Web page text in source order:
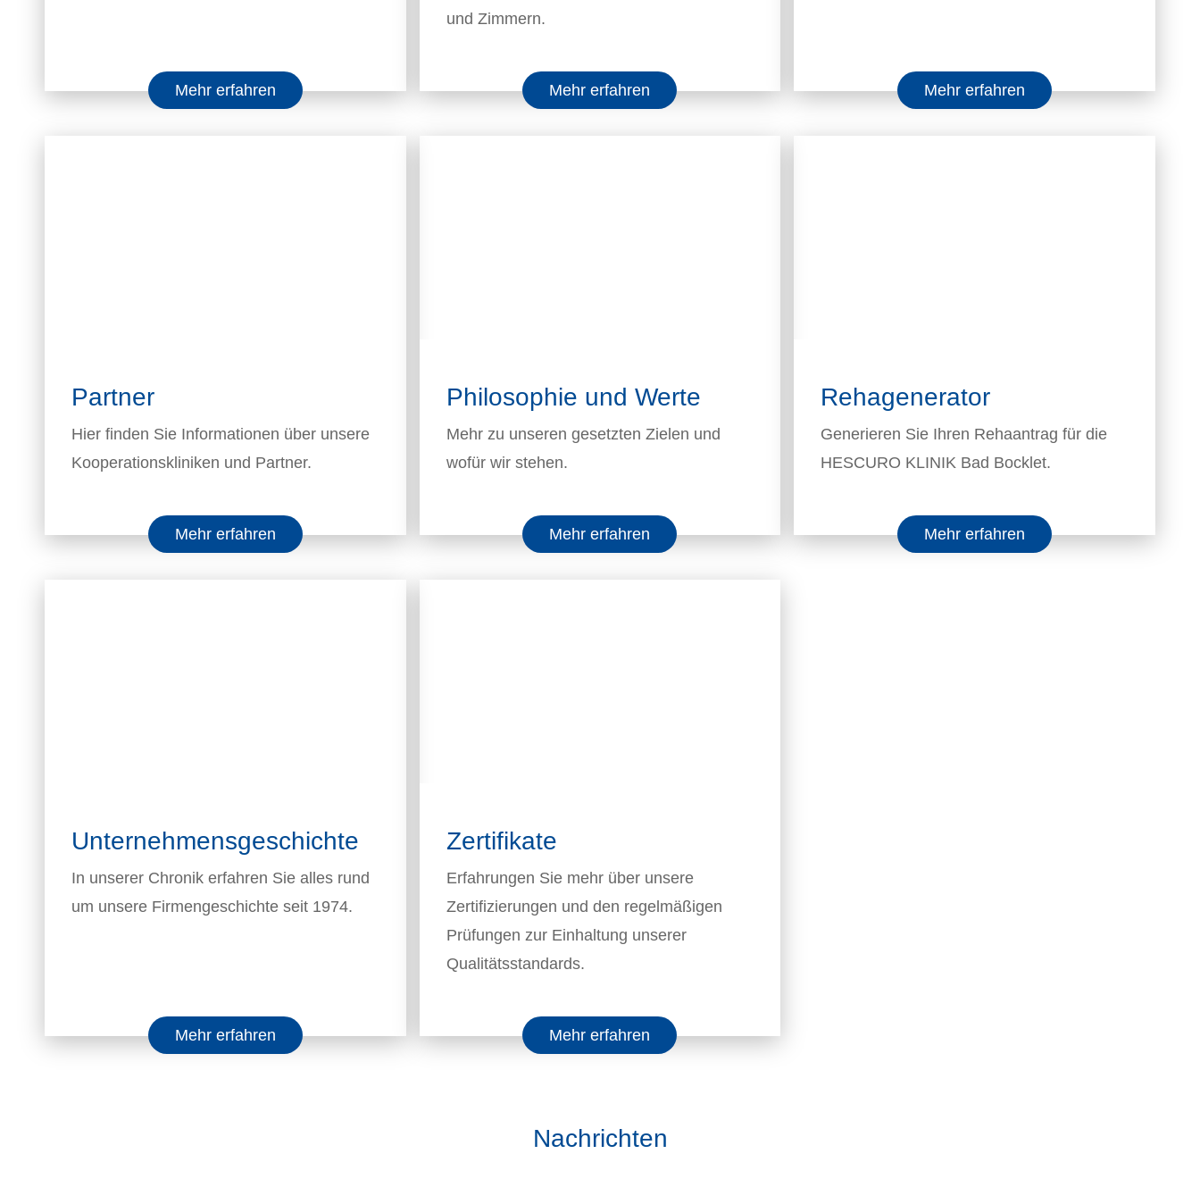
Mehr erfahren
und Zimmern.
Mehr erfahren Mehr erfahren
Partner
Hier finden Sie Informationen über unsere
Kooperationskliniken und Partner.
Mehr erfahren
Philosophie und Werte
Mehr zu unseren gesetzten Zielen und
wofür wir stehen.
Mehr erfahren
Rehagenerator
Generieren Sie Ihren Rehaantrag für die
HESCURO KLINIK Bad Bocklet.
Mehr erfahren
Unternehmensgeschichte
In unserer Chronik erfahren Sie alles rund
um unsere Firmengeschichte seit 1974.
Mehr erfahren
Zertifikate
Erfahrungen Sie mehr über unsere
Zertifizierungen und den regelmäßigen
Prüfungen zur Einhaltung unserer
Qualitätsstandards.
Mehr erfahren
Nachrichten